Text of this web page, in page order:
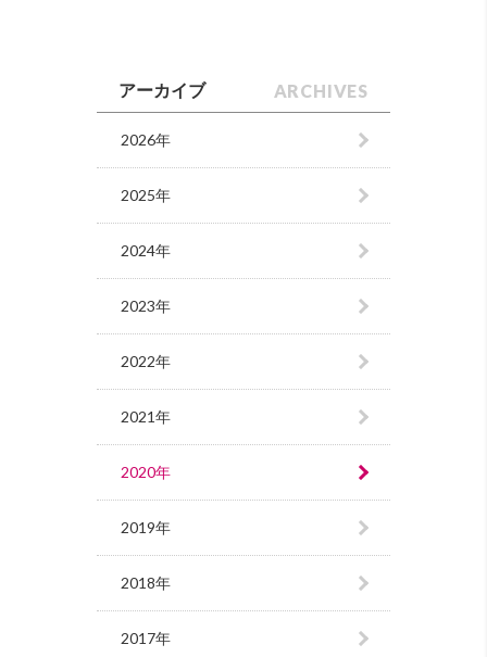
アーカイブ ARCHIVES
2026年
2025年
2024年
2023年
2022年
2021年
2020年
2019年
2018年
2017年